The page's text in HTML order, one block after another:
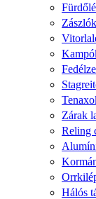
Zárak
Reling
Hálós